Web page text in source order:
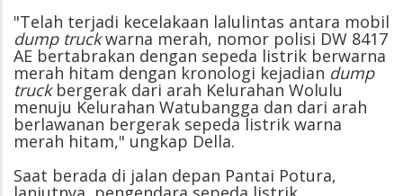
"Telah terjadi kecelakaan lalulintas antara mobil
dump truckwarna merah, nomor polisi DW 8417
AE bertabrakan dengan sepeda listrik berwarna
merah hitam dengan kronologi kejadian dump
truckbergerak dari arah Kelurahan Wolulu
menuju Kelurahan Watubangga dan dari arah
berlawanan bergerak sepeda listrik warna
merah hitam," ungkap Della.
Saat berada di jalan depan Pantai Potura,